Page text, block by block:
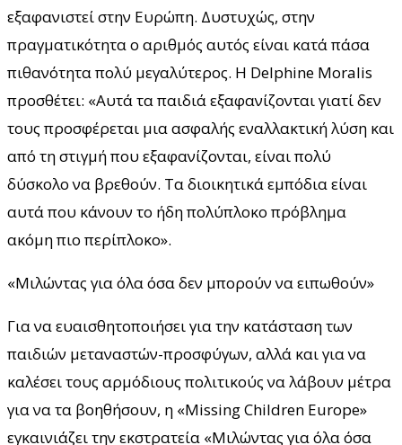
εξαφανιστεί στην Ευρώπη. Δυστυχώς, στην
πραγματικότητα ο αριθμός αυτός είναι κατά πάσα
πιθανότητα πολύ μεγαλύτερος. Η Delphine Moralis
προσθέτει: «Αυτά τα παιδιά εξαφανίζονται γιατί δεν
τους προσφέρεται μια ασφαλής εναλλακτική λύση και
από τη στιγμή που εξαφανίζονται, είναι πολύ
δύσκολο να βρεθούν. Τα διοικητικά εμπόδια είναι
αυτά που κάνουν το ήδη πολύπλοκο πρόβλημα
ακόμη πιο περίπλοκο».
«Μιλώντας για όλα όσα δεν μπορούν να ειπωθούν»
Για να ευαισθητοποιήσει για την κατάσταση των
παιδιών μεταναστών-προσφύγων, αλλά και για να
καλέσει τους αρμόδιους πολιτικούς να λάβουν μέτρα
για να τα βοηθήσουν, η «Missing Children Europe»
εγκαινιάζει την εκστρατεία «Μιλώντας για όλα όσα